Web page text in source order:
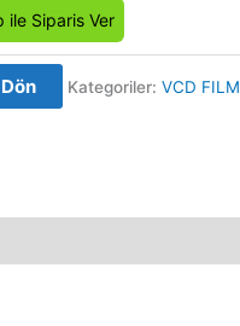
ile Siparis Ver
Kategoriler: VCD FILM